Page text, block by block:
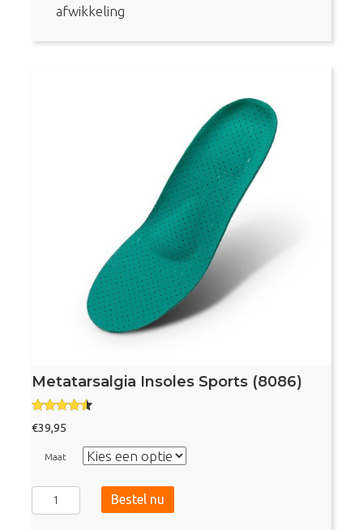
afwikkeling
Metatarsalgia Insoles Sports (8086)
Gewaarde
erd
uit 5
€39,95
Maat
Metatarsalgia
Insoles
Bestel nu